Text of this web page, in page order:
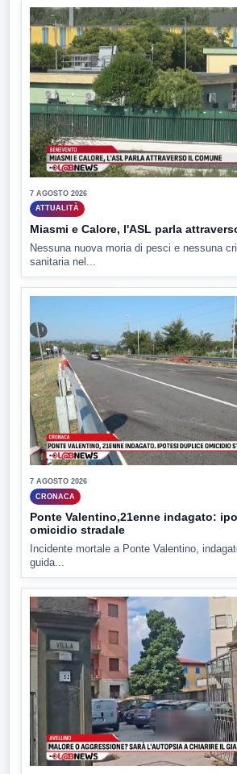
7 AGOSTO 2026
ATTUALITÀ
Miasmi e Calore, l'ASL parla
Nessuna nuova moria di pesci e nessuna
sanitaria nel...
7 AGOSTO 2026
CRONACA
Ponte Valentino,21enne indagato:
omicidio stradale
Incidente mortale a Ponte Valentino,
guida...